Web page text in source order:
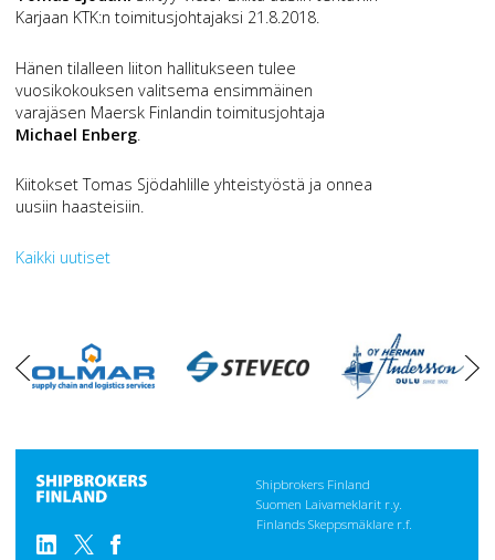
Karjaan KTK:n toimitusjohtajaksi 21.8.2018.
Hänen tilalleen liiton hallitukseen tulee
vuosikokouksen valitsema ensimmäinen
varajäsen Maersk Finlandin toimitusjohtaja
Michael Enberg
Kiitokset Tomas Sjödahlille yhteistyöstä ja onnea
uusiin haasteisiin.
Kaikki uutiset
vasen
oikea
Shipbrokers Finland
Suomen Laivameklarit r.y.
Finlands Skeppsmäklare r.f.